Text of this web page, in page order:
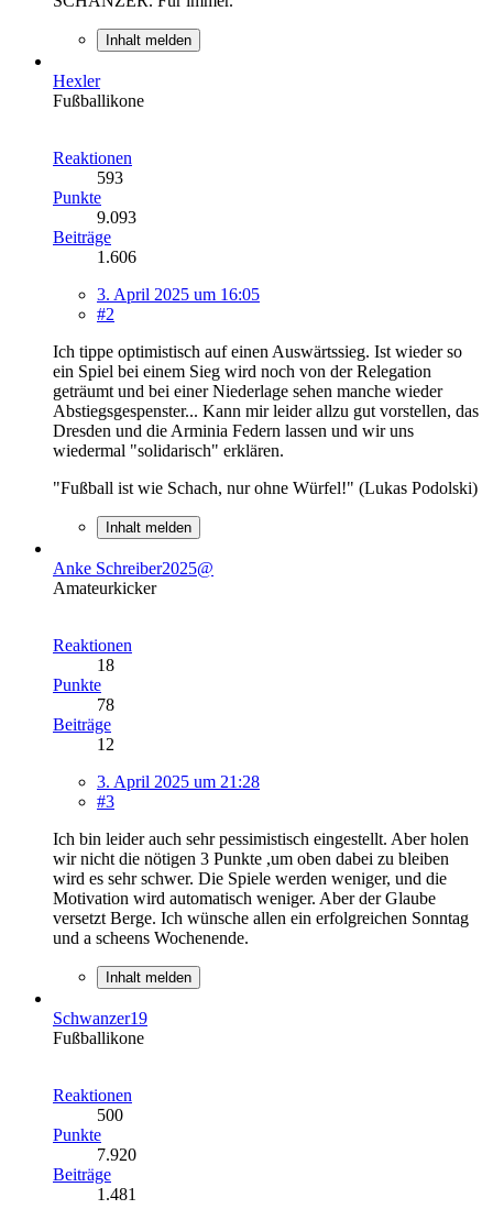
Inhalt melden
Hexler
Fußballikone
Reaktionen
593
Punkte
9.093
Beiträge
1.606
3. April 2025 um 16:05
#2
Ich tippe optimistisch auf einen Auswärtssieg. Ist wieder so
ein Spiel bei einem Sieg wird noch von der Relegation
geträumt und bei einer Niederlage sehen manche wieder
Abstiegsgespenster... Kann mir leider allzu gut vorstellen, das
Dresden und die Arminia Federn lassen und wir uns
wiedermal "solidarisch" erklären.
"Fußball ist wie Schach, nur ohne Würfel!" (Lukas Podolski)
Inhalt melden
Anke Schreiber2025@
Amateurkicker
Reaktionen
18
Punkte
78
Beiträge
12
3. April 2025 um 21:28
#3
Ich bin leider auch sehr pessimistisch eingestellt. Aber holen
wir nicht die nötigen 3 Punkte ,um oben dabei zu bleiben
wird es sehr schwer. Die Spiele werden weniger, und die
Motivation wird automatisch weniger. Aber der Glaube
versetzt Berge. Ich wünsche allen ein erfolgreichen Sonntag
und a scheens Wochenende.
Inhalt melden
Schwanzer19
Fußballikone
Reaktionen
500
Punkte
7.920
Beiträge
1.481